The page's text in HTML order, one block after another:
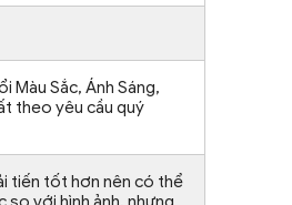
Màu Sắc, Ánh Sáng,
theo yêu cầu quý
tiến tốt hơn nên có thể